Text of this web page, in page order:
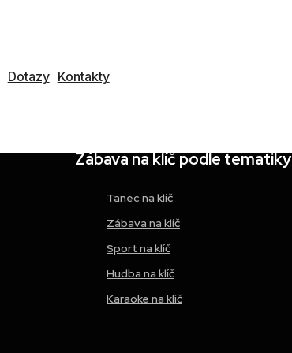
Dotazy Kontakty
Zábava na klíč podle tematiky
Tanec na klíč
Zábava na klíč
Sport na klíč
Hudba na klíč
Karaoke na klíč